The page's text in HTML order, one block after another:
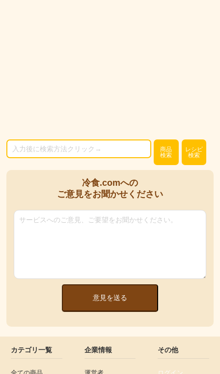
商品
検索
レシピ
検索
冷食.comへの
ご意見をお聞かせください
意見を送る
カテゴリ一覧 企業情報 その他